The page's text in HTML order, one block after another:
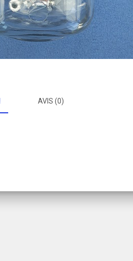
AVIS (0)